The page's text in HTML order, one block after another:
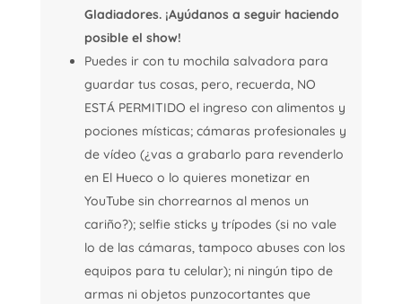
Gladiadores. ¡Ayúdanos a seguir haciendo
posible el show!
Puedes ir con tu mochila salvadora para
guardar tus cosas, pero, recuerda, NO
ESTÁ PERMITIDO el ingreso con alimentos y
pociones místicas; cámaras profesionales y
de vídeo (¿vas a grabarlo para revenderlo
en El Hueco o lo quieres monetizar en
YouTube sin chorrearnos al menos un
cariño?); selfie sticks y trípodes (si no vale
lo de las cámaras, tampoco abuses con los
equipos para tu celular); ni ningún tipo de
armas ni objetos punzocortantes que